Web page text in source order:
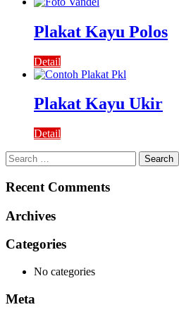
Plakat Kayu Polos
Detail
Plakat Kayu Ukir
Detail
Search
for:
Recent Comments
Archives
Categories
No categories
Meta